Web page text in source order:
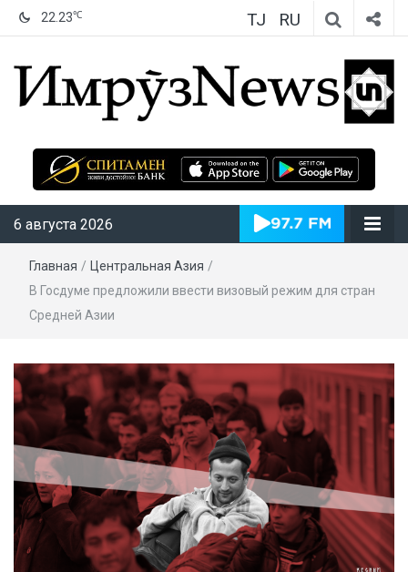
22.23℃ TJ RU
ИмрӯзNews
6 августа 2026
Главная / Центральная Азия /
В Госдуме предложили ввести визовый режим для стран
Средней Азии